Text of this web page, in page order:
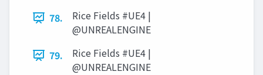
78.
Rice Fields #UE4 |
@UNREALENGINE
79.
Rice Fields #UE4 |
@UNREALENGINE